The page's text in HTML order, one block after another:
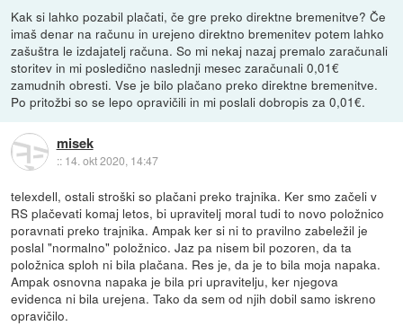
Kak si lahko pozabil plačati, če gre preko direktne bremenitve? Če
imaš denar na računu in urejeno direktno bremenitev potem lahko
zašuštra le izdajatelj računa. So mi nekaj nazaj premalo zaračunali
storitev in mi posledično naslednji mesec zaračunali 0,01€
zamudnih obresti. Vse je bilo plačano preko direktne bremenitve.
Po pritožbi so se lepo opravičili in mi poslali dobropis za 0,01€.
misek
:: 14. okt 2020, 14:47
telexdell, ostali stroški so plačani preko trajnika. Ker smo začeli v
RS plačevati komaj letos, bi upravitelj moral tudi to novo položnico
poravnati preko trajnika. Ampak ker si ni to pravilno zabeležil je
poslal "normalno" položnico. Jaz pa nisem bil pozoren, da ta
položnica sploh ni bila plačana. Res je, da je to bila moja napaka.
Ampak osnovna napaka je bila pri upravitelju, ker njegova
evidenca ni bila urejena. Tako da sem od njih dobil samo iskreno
opravičilo.